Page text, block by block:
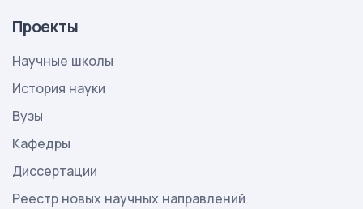
Проекты
Научные школы
История науки
Вузы
Кафедры
Диссертации
Реестр новых научных направлений